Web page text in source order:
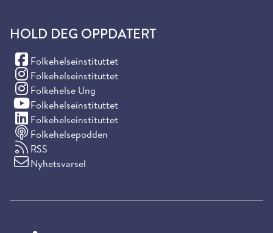
HOLD DEG OPPDATERT
Folkehelseinstituttet
(Facebook)
Folkehelseinstituttet
(Instagram)
Folkehelse Ung
(Instagram)
Folkehelseinstituttet
(YouTube)
Folkehelseinstituttet
(LinkedIn)
Folkehelsepodden
RSS
Nyhetsvarsel